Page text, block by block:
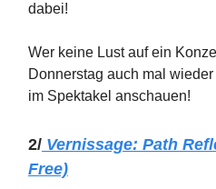
dabei!
Wer keine Lust auf ein
Donnerstag auch mal
im Spektakel anschauen!
2/ Vernissage: Path
Free)